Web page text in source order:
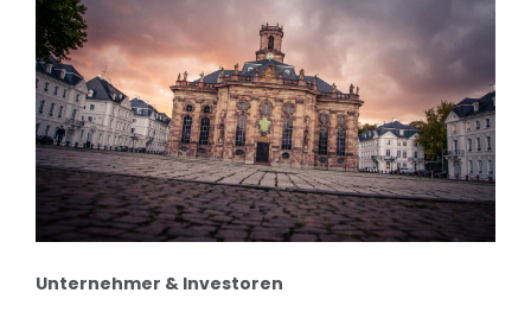
Unternehmer & Investoren